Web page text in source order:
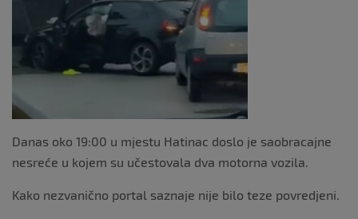
Danas oko 19:00 u mjestu Hatinac doslo je saobracajne
nesreće u kojem su učestovala dva motorna vozila.
Kako nezvanično portal saznaje nije bilo teze povredjeni.